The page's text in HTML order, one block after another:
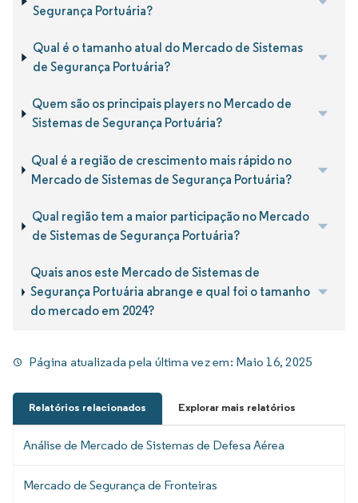
Segurança Portuária?
Qual é o tamanho atual do Mercado de Sistemas
de Segurança Portuária?
Quem são os principais players no Mercado de
Sistemas de Segurança Portuária?
Qual é a região de crescimento mais rápido no
Mercado de Sistemas de Segurança Portuária?
Qual região tem a maior participação no Mercado
de Sistemas de Segurança Portuária?
Quais anos este Mercado de Sistemas de
Segurança Portuária abrange e qual foi o tamanho
do mercado em 2024?
Página atualizada pela última vez em: Maio 16, 2025
Relatórios relacionados Explorar mais relatórios
Análise de Mercado de Sistemas de Defesa Aérea
Mercado de Segurança de Fronteiras